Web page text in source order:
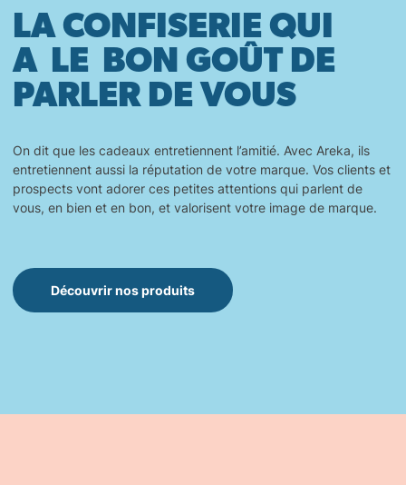
LA CONFISERIE QUI
A LE BON GOÛT DE
PARLER DE VOUS
On dit que les cadeaux entretiennent l’amitié. Avec Areka, ils
entretiennent aussi la réputation de votre marque. Vos clients et
prospects vont adorer ces petites attentions qui parlent de
vous, en bien et en bon, et valorisent votre image de marque.
Découvrir nos produits